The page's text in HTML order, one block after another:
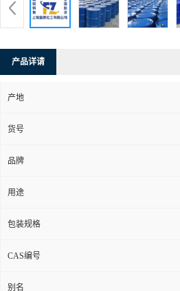
产品详请
产地
货号
品牌
用途
包装规格
CAS编号
别名